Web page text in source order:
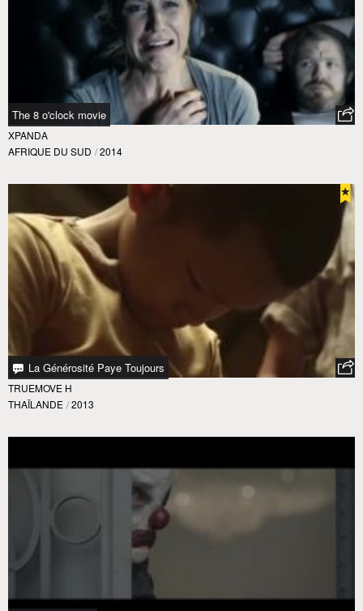
The 8 o'clock movie
XPANDA
AFRIQUE DU SUD / 2014
La Générosité Paye Toujours
TRUEMOVE H
THAÏLANDE / 2013